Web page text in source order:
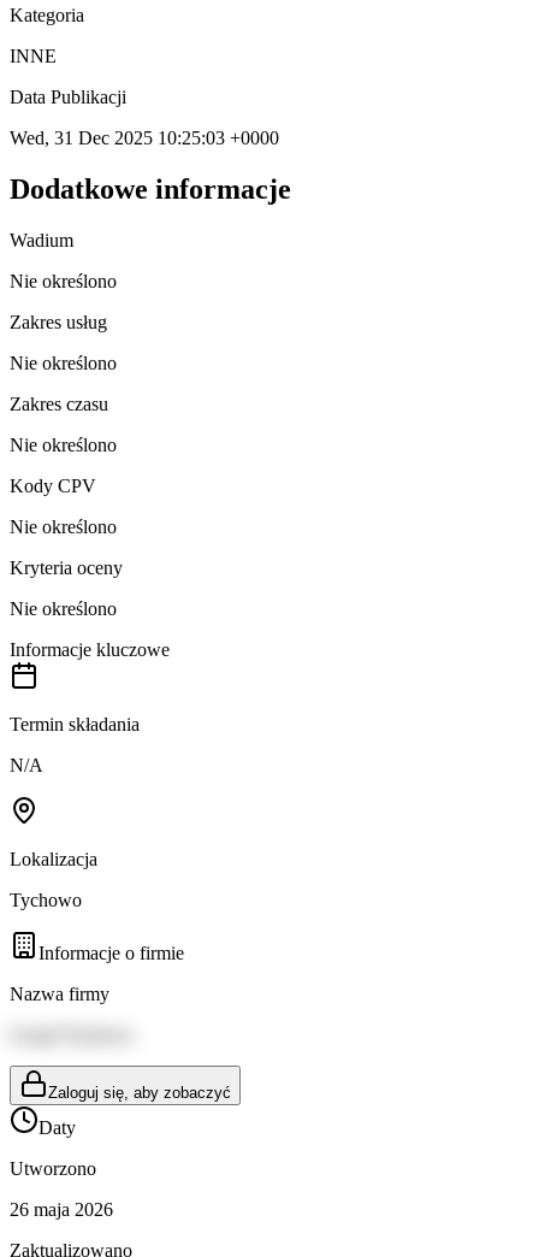
Kategoria
INNE
Data Publikacji
Wed, 31 Dec 2025 10:25:03 +0000
Dodatkowe informacje
Wadium
Nie określono
Zakres usług
Nie określono
Zakres czasu
Nie określono
Kody CPV
Nie określono
Kryteria oceny
Nie określono
Informacje kluczowe
Termin składania
N/A
Lokalizacja
Tychowo
Informacje o firmie
Nazwa firmy
Zaloguj się, aby zobaczyć
Daty
Utworzono
26 maja 2026
Zaktualizowano